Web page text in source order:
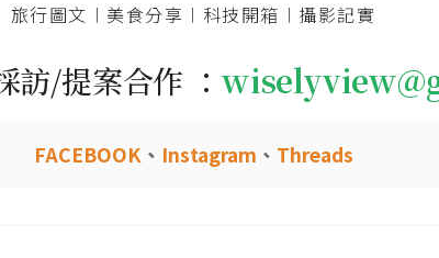
旅行圖文︱美食分享︱科技開箱︱攝影記實
訪/提案合作 ：
FACEBOOK、 Instagram 、 Threads